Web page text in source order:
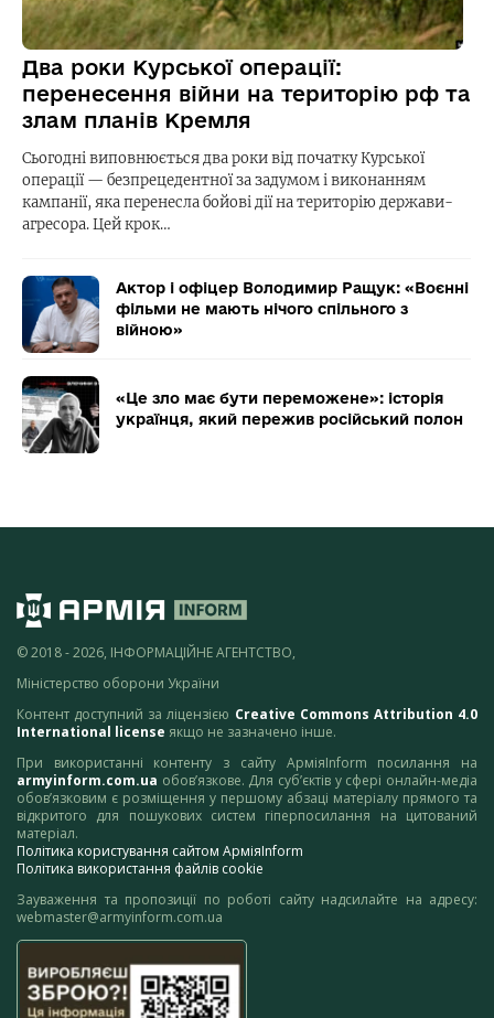
Два роки Курської операції:
перенесення війни на територію рф та
злам планів Кремля
Сьогодні виповнюється два роки від початку Курської
операції — безпрецедентної за задумом і виконанням
кампанії, яка перенесла бойові дії на територію держави-
агресора. Цей крок…
Актор і офіцер Володимир Ращук: «Воєнні
фільми не мають нічого спільного з
війною»
«Це зло має бути переможене»: історія
українця, який пережив російський полон
© 2018 - 2026, ІНФОРМАЦІЙНЕ АГЕНТСТВО,
Міністерство оборони України
Контент доступний за ліцензією Creative Commons Attribution 4.0
International license якщо не зазначено інше.
При використанні контенту з сайту АрміяInform посилання на
armyinform.com.ua обов’язкове. Для суб’єктів у сфері онлайн-медіа
обов’язковим є розміщення у першому абзаці матеріалу прямого та
відкритого для пошукових систем гіперпосилання на цитований
матеріал.
Політика користування сайтом АрміяInform
Політика використання файлів cookie
Зауваження та пропозиції по роботі сайту надсилайте на адресу:
webmaster@armyinform.com.ua